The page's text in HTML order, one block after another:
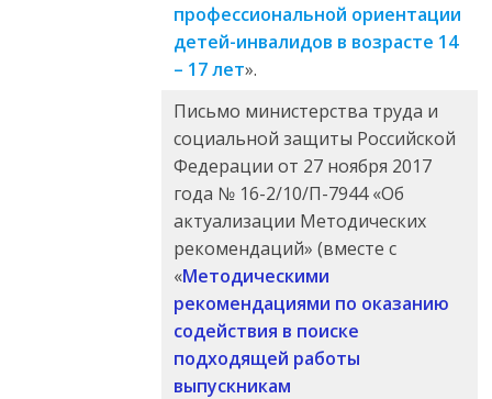
профессиональной ориентации
детей-инвалидов в возрасте 14
– 17 лет».
Письмо министерства труда и
социальной защиты Российской
Федерации от 27 ноября 2017
года № 16-2/10/П-7944 «Об
актуализации Методических
рекомендаций» (вместе с
«Методическими
рекомендациями по оказанию
содействия в поиске
подходящей работы
выпускникам